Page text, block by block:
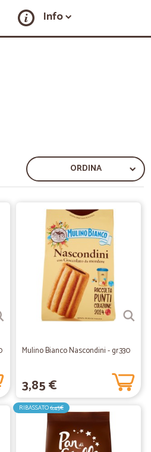
Info
ORDINA
Mulino Bianco Nascondini - gr.330
3,85 €
RIBASSATO6,45€